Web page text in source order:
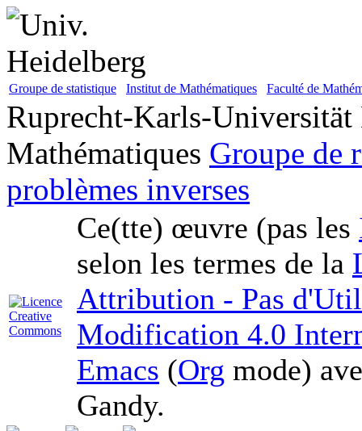
Groupe de statistique Institut de Mathématiques Faculté de
Ruprecht-Karls-Universität
Mathématiques Groupe de
problèmes inverses
Ce(tte) œuvre (pas les
selon les termes de la
Attribution - Pas
Modification 4.0
Emacs (Org mode)
Gandy.